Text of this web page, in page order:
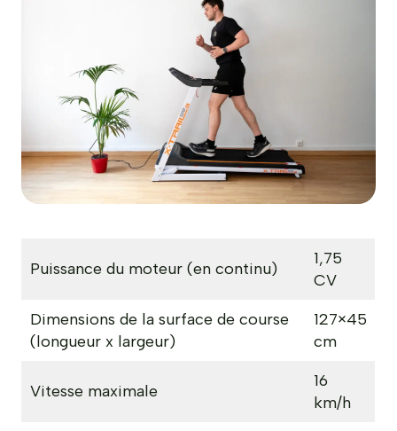
Puissance du moteur (en continu)
1,75
CV
Dimensions de la surface de course
(longueur x largeur)
127×45
cm
Vitesse maximale
16
km/h